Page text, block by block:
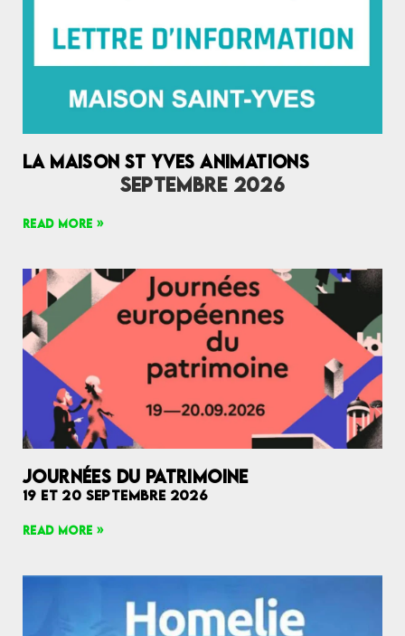
LA MAISON ST YVES ANIMATIONS
SEPTEMBRE 2026
READ MORE »
JOURNÉES DU PATRIMOINE
19 ET 20 SEPTEMBRE 2026
READ MORE »